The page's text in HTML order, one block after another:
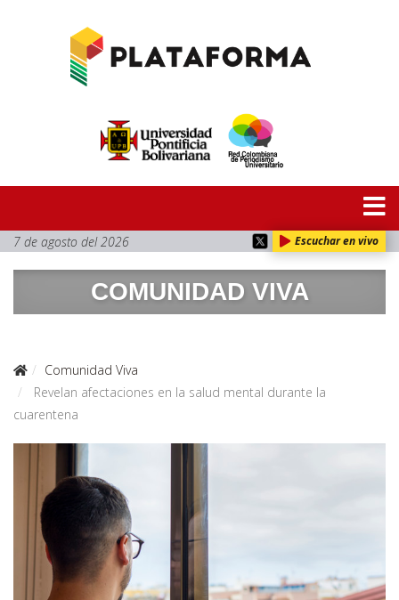
7 de agosto del 2026 Escuchar en vivo
COMUNIDAD VIVA
Comunidad Viva
Revelan afectaciones en la salud mental durante la
cuarentena